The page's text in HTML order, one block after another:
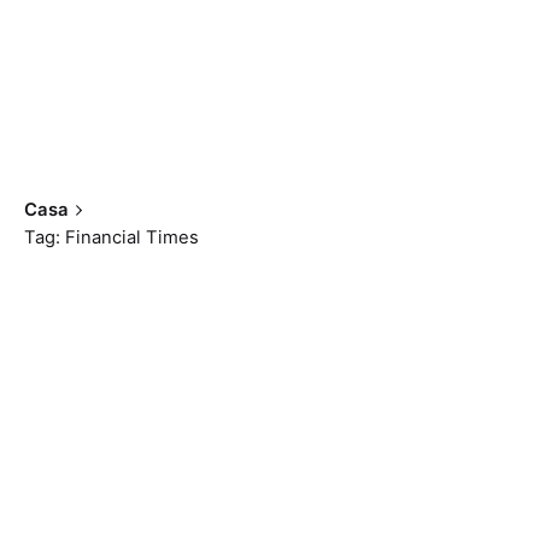
Casa
Tag: Financial Times